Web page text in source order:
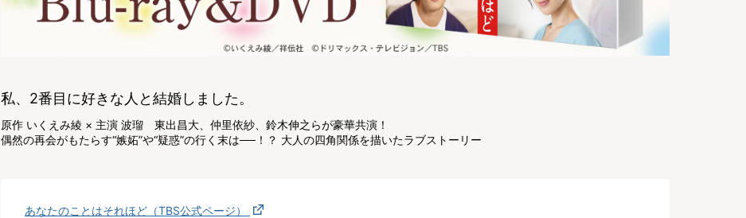
私、2番目に好きな人と結婚しました。
原作 いくえみ綾 × 主演 波瑠 東出昌大、仲里依紗、鈴木伸之らが豪華共演！
偶然の再会がもたらす“嫉妬”や“疑惑”の行く末は──！？ 大人の四角関係を描いたラブストーリー
あなたのことはそれほど（TBS公式ページ）